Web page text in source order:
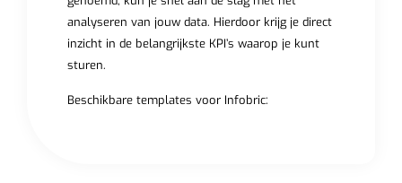
analyseren van jouw data. Hierdoor krijg je direct
inzicht in de belangrijkste KPI’s waarop je kunt
sturen.
Beschikbare templates voor Infobric: